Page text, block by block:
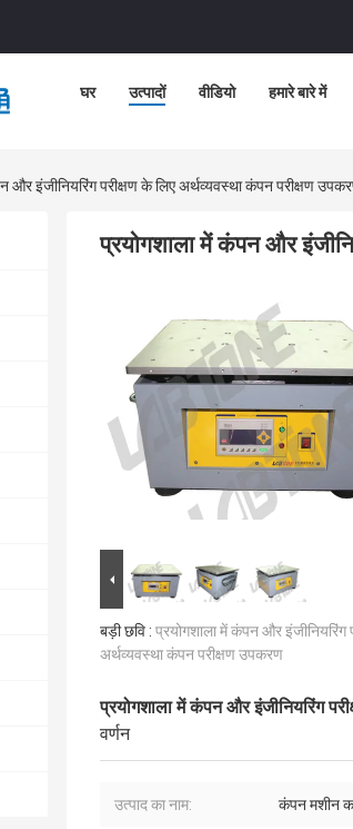
घर उत्पादों वीडियो हमारे बारे में
और इंजीनियरिंग परीक्षण के लिए अर्थव्यवस्था कंपन परीक्षण
प्रयोगशाला में कंपन और
बड़ी छवि : प्रयोगशाला में कंपन और इंजीनियरिंग
अर्थव्यवस्था कंपन परीक्षण उपकरण
प्रयोगशाला में कंपन और इंजीनियरिंग
वर्णन
उत्पाद का नाम: कंपन मशीन